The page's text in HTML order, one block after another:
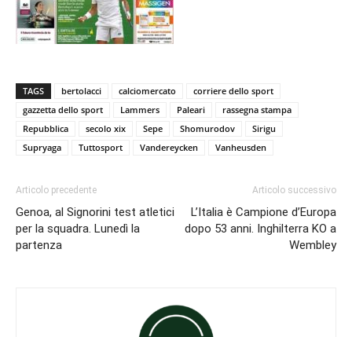
TAGS bertolacci calciomercato
corriere dello sport
gazzetta dello sport
Lammers Paleari
rassegna stampa
Repubblica
secolo xix Sepe Shomurodov
Sirigu
Supryaga
Tuttosport Vandereycken Vanheusden
Articolo precedente
Genoa, al Signorini test atletici
per la squadra. Lunedì la
partenza
Articolo successivo
L’Italia è Campione d’Europa
dopo 53 anni. Inghilterra KO a
Wembley